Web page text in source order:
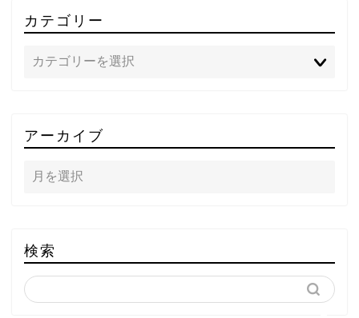
カテゴリー
アーカイブ
検索
～DA PUMP YORIの晴れ
ばれラジオ～